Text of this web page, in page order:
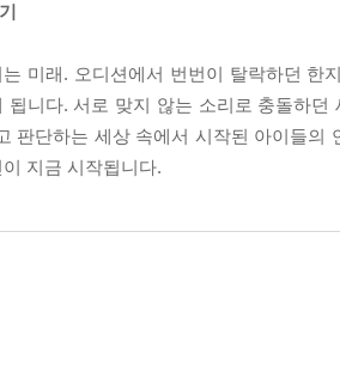
미래. 오디션에서 번번이 탈락하던 한
니다. 서로 맞지 않는 소리로 충돌하
판단하는 세상 속에서 시작된 아이들의
지금 시작됩니다.